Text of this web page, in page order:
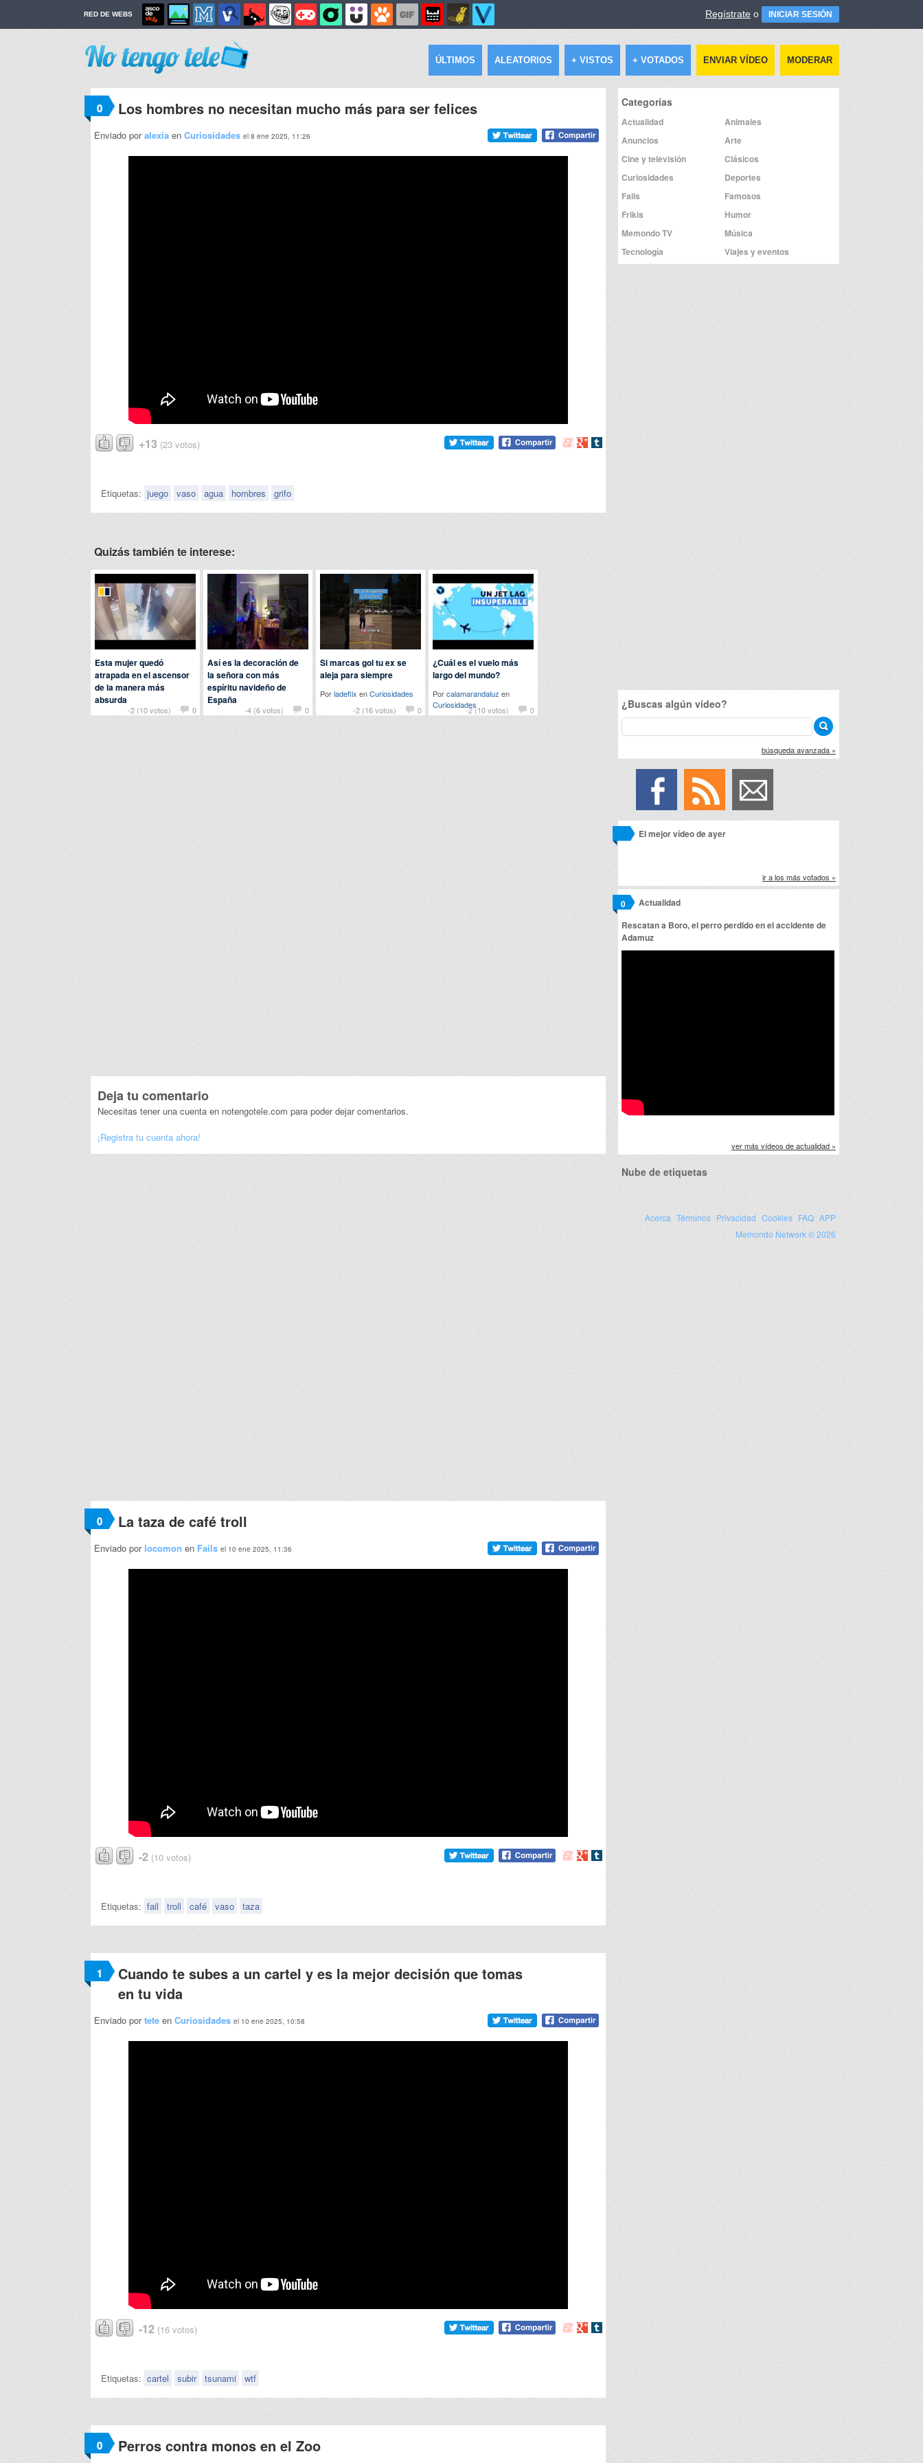
RED DE WEBS Regístrate o INICIAR SESIÓN
ÚLTIMOS ALEATORIOS + VISTOS + VOTADOS ENVIAR VÍDEO MODERAR
0 Los hombres no necesitan mucho más para ser felices
Enviado poralexia en Curiosidades el 8 ene 2025, 11:26
+13 (23 votos)
Compartir
Compartir
Compartir
Etiquetas: juego vaso agua hombres grifo
Quizás también te interese:
-2 (10 votos) 0
Esta mujer quedó
atrapada en el ascensor
de la manera más
absurda
PortrollenFails
-4 (6 votos) 0
Así es la decoración de
la señora con más
espíritu navideño de
España
Pordodoazulen
-2 (16 votos) 0
Si marcas gol tu ex se
aleja para siempre
Porladeflix enCuriosidades
-2 (10 votos)
0
¿Cuál es el vuelo más
largo del mundo?
Porcalamarandaluz en
Curiosidades
Deja tu comentario
Necesitas tener una cuenta en notengotele.com para poder dejar comentarios.
¡Registra tu cuenta ahora!
0 La taza de café troll
Enviado por locomon en Fails el 10 ene 2025, 11:36
-2 (10 votos)
Compartir
Compartir
Compartir
Etiquetas: fail troll café vaso taza
1
Cuando te subes a un cartel y es la mejor decisión que tomas
en tu vida
Enviado portete en Curiosidades el 10 ene 2025, 10:58
-12 (16 votos)
Compartir
Compartir
Compartir
Etiquetas: cartel subir tsunami wtf
0 Perros contra monos en el Zoo
Categorías
Actualidad
Animales
Anuncios
Arte
Cine y televisión
Clásicos
Curiosidades
Deportes
Fails
Famosos
Frikis
Humor
Memondo TV
Música
Tecnología
Viajes y eventos
¿Buscas algún vídeo?
búsqueda avanzada »
El mejor vídeo de ayer
ir a los más votados »
Actualidad
0
Rescatan a Boro, el perro perdido en el accidente de
Adamuz
ver más vídeos de actualidad »
Nube de etiquetas
Acerca Términos Privacidad Cookies FAQ APP
Memondo Network © 2026